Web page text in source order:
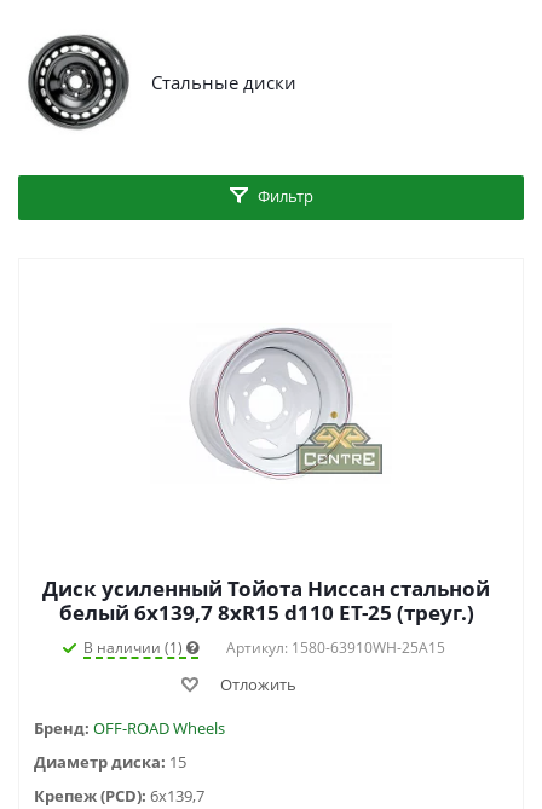
Стальные диски
Фильтр
Диск усиленный Тойота Ниссан стальной
белый 6x139,7 8xR15 d110 ET-25 (треуг.)
В наличии (1) Артикул: 1580-63910WH-25A15
Отложить
Бренд: OFF-ROAD Wheels
Диаметр диска: 15
Крепеж (PCD): 6x139,7